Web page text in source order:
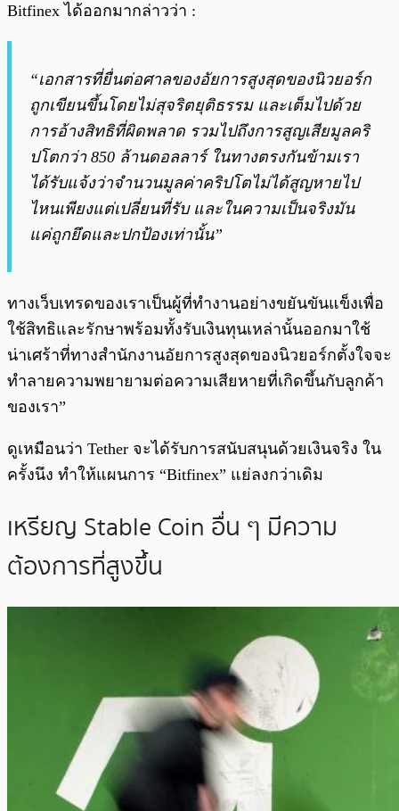
Bitfinex ได้ออกมากล่าวว่า :
“เอกสารที่ยื่นต่อศาลของอัยการสูงสุดของนิวยอร์ก
ถูกเขียนขึ้นโดยไม่สุจริตยุติธรรม และเต็มไปด้วย
การอ้างสิทธิที่ผิดพลาด รวมไปถึงการสูญเสียมูลคริ
ปโตกว่า 850 ล้านดอลลาร์ ในทางตรงกันข้ามเรา
ได้รับแจ้งว่าจำนวนมูลค่าคริปโตไม่ได้สูญหายไป
ไหนเพียงแต่เปลี่ยนที่รับ และในความเป็นจริงมัน
แค่ถูกยึดและปกป้องเท่านั้น”
ทางเว็บเทรดของเราเป็นผู้ที่ทำงานอย่างขยันขันแข็งเพื่อ
ใช้สิทธิและรักษาพร้อมทั้งรับเงินทุนเหล่านั้นออกมาใช้
น่าเศร้าที่ทางสำนักงานอัยการสูงสุดของนิวยอร์กตั้งใจจะ
ทำลายความพยายามต่อความเสียหายที่เกิดขึ้นกับลูกค้า
ของเรา”
ดูเหมือนว่า Tether จะได้รับการสนับสนุนด้วยเงินจริง ใน
ครั้งนึง ทำให้แผนการ “Bitfinex” แย่ลงกว่าเดิม
เหรียญ Stable Coin อื่น ๆ มีความ
ต้องการที่สูงขึ้น